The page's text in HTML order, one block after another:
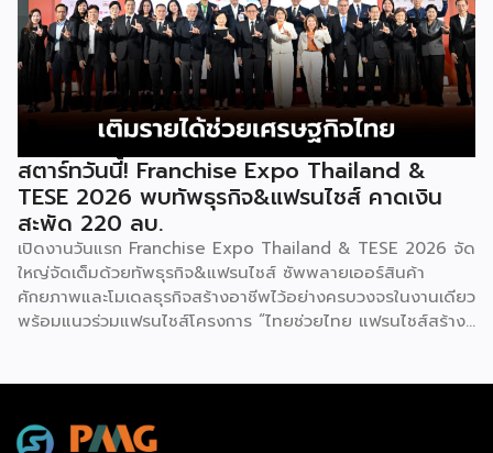
กันอย่างสมบูรณ์แบบนี้เอง ที่หล่อหลอมให้เกิดเป็นสุนทรียศาสตร์
อันเป็นเอกลักษณ์ของศิลปะโบราณชนิดนี้ นับตั้งแต่คริสต์
ทศวรรษ 1990 เป็นต้นมา กุนซานจูได้รับการยอมรับอย่างกว้าง
ขวางทั้งในและต่างประเทศ […]
โป (Franchise Expo Thailand by Smart SME Expo)” ซึ่ง
เป็นงานแสดงธุรกิจแฟรนไชส์ชั้นนำที่จัดขึ้นโดย บริษัท พีเอ็มจี
คอร์ปอเรชัน จำกัด เพื่อยกระดับศักยภาพของผู้ประกอบการและ
เจ้าของธุรกิจที่ต้องการขยายกิจการผ่านระบบแฟรนไชส์ […]
สตาร์ทวันนี้! Franchise Expo Thailand &
TESE 2026 พบทัพธุรกิจ&แฟรนไชส์ คาดเงิน
สะพัด 220 ลบ.
เปิดงานวันแรก Franchise Expo Thailand & TESE 2026 จัด
ใหญ่จัดเต็มด้วยทัพธุรกิจ&แฟรนไชส์ ซัพพลายเออร์สินค้า
ศักยภาพและโมเดลธุรกิจสร้างอาชีพไว้อย่างครบวงจรในงานเดียว
พร้อมแนวร่วมแฟรนไชส์โครงการ “ไทยช่วยไทย แฟรนไชส์สร้าง
ความรู้โดยผู้ทรงคุณวุฒิคับคั่ง และกิจกรรมเจรจาจับคู่ธุรกิจทั้งใน